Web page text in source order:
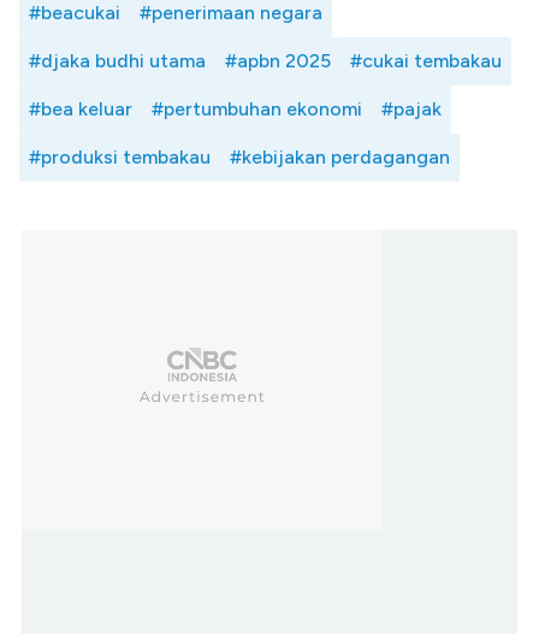
#beacukai #penerimaan negara
#djaka budhi utama #apbn 2025 #cukai tembakau
#bea keluar #pertumbuhan ekonomi #pajak
#produksi tembakau #kebijakan perdagangan